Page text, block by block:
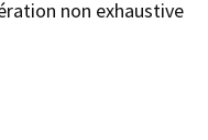
non exhaustive